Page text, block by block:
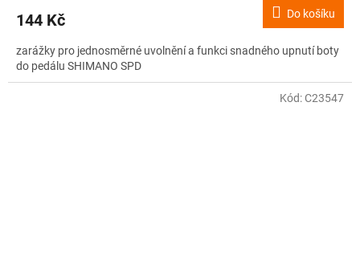
144 Kč Do košíku
zarážky pro jednosměrné uvolnění a funkci snadného upnutí boty
do pedálu SHIMANO SPD
Kód:C23547